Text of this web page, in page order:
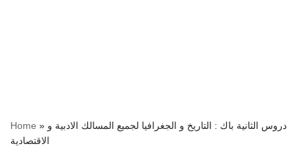
Home » دروس الثانية باك : التاريخ و الجغرافيا لجميع المسالك الادبية و
الاقتصادية